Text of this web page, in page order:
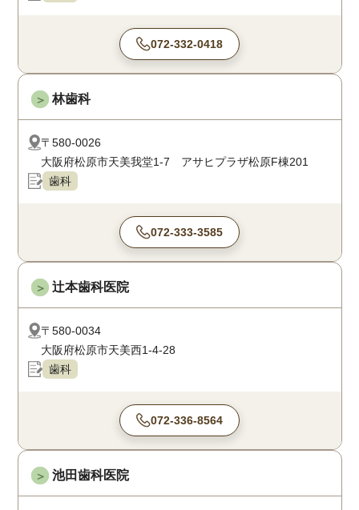
072-332-0418
＞ 林歯科
〒580-0026
大阪府松原市天美我堂1-7 アサヒプラザ松原F棟201
歯科
072-333-3585
＞ 辻本歯科医院
〒580-0034
大阪府松原市天美西1-4-28
歯科
072-336-8564
＞ 池田歯科医院